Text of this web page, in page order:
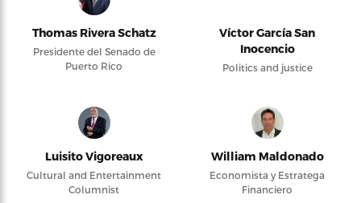
Thomas Rivera Schatz
Presidente del Senado de
Puerto Rico
Víctor García San
Inocencio
Politics and justice
Luisito Vigoreaux
Cultural and Entertainment
Columnist
William Maldonado
Economista y Estratega
Financiero